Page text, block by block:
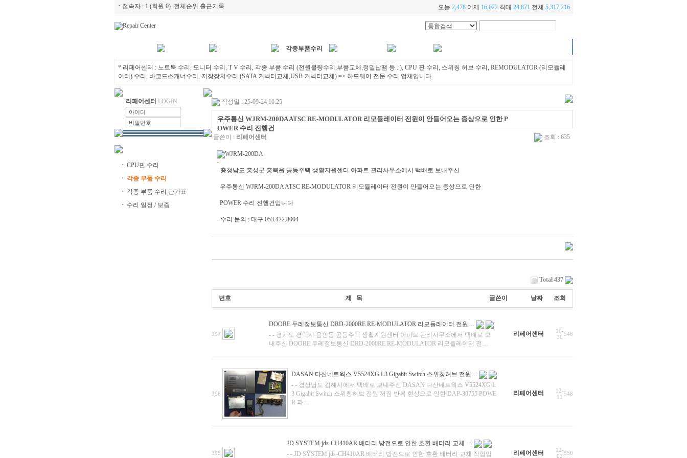
ㆍ 접속자 : 1 (회원 0) 전체순위 출근기록 오늘 2,478어제 16,022최대 24,871 전체 5,317,216
각종부품수리
* 리페어센터 : 노트북 수리, 모니터 수리, T V 수리, 각종 부품 수리 (전원불량수리,부품교체,정밀납땜 등...), CPU 핀 수리, 스위칭 허브 수리, REMODULATOR (리모듈레
이터) 수리, 바코드스캐너수리, 저장장치수리 (SATA 커넥터교체,USB 커넥터교체) => 하드웨어 전문 수리 업체입니다.
리페어센터 LOGIN
CPU핀 수리
각종 부품 수리
각종 부품 수리 단가표
수리 일정 / 보증
작성일 : 25-09-24 10:25
우주통신 WJRM-200DA ATSC RE-MODULATOR 리모듈레이터 전원이 안들어오는 증상으로 인한 P
OWER 수리 진행건
글쓴이 : 리페어센터 조회 : 635
-
- 충청남도 홍성군 홍북읍 공동주택 생활지원센터 아파트 관리사무소에서 택배로 보내주신
우주통신 WJRM-200DA ATSC RE-MODULATOR 리모듈레이터 전원이 안들어오는 증상으로 인한
POWER 수리 진행건입니다
- 수리 문의 : 대구 053.472.8004
Total 437
번호 제 목 글쓴이 날짜 조회
397
DOORE 두레정보통신 DRD-2000RE RE-MODULATOR 리모듈레이터 전원…
- - 경기도 평택시 용인동 공동주택 생활지원센터 아파트 관리사무소에서 택배로 보
내주신 DOORE 두레정보통신 DRD-2000RE RE-MODULATOR 리모듈레이터 전…
리페어센터
10-
30 548
396
DASAN 다산네트웍스 V5524XG L3 Gigabit Switch 스위칭허브 전원…
- - 경상남도 김해시에서 택배로 보내주신 DASAN 다산네트웍스 V5524XG L
3 Gigabit Switch 스위칭허브 전원 꺼짐 반복 현상으로 인한 DAP-30755 POWE
R 파…
리페어센터
12-
11 548
395
JD SYSTEM jds-CH410AR 배터리 방전으로 인한 호환 배터리 교체 …
- - JD SYSTEM jds-CH410AR 배터리 방전으로 인한 호환 배터리 교체 작업입
리페어센터
12-
02 550